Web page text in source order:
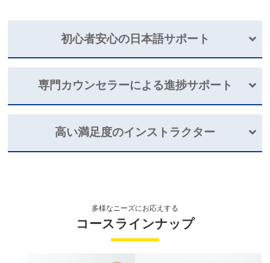
初心者安心の日本語サポート
77％が
わからない箇所を
日本語でサポートするから安
専門カウンセラーによる進捗サポート
学習のプロによる
るようになるために、レッスンのスケジューリング
のタイミングなどを、ご状況に合わせて適切に
プランニング
高い満足度のインストラクター
マンツーマンレッスン
で初心者でも安心
多様なニーズにお応えする
コースラインナップ